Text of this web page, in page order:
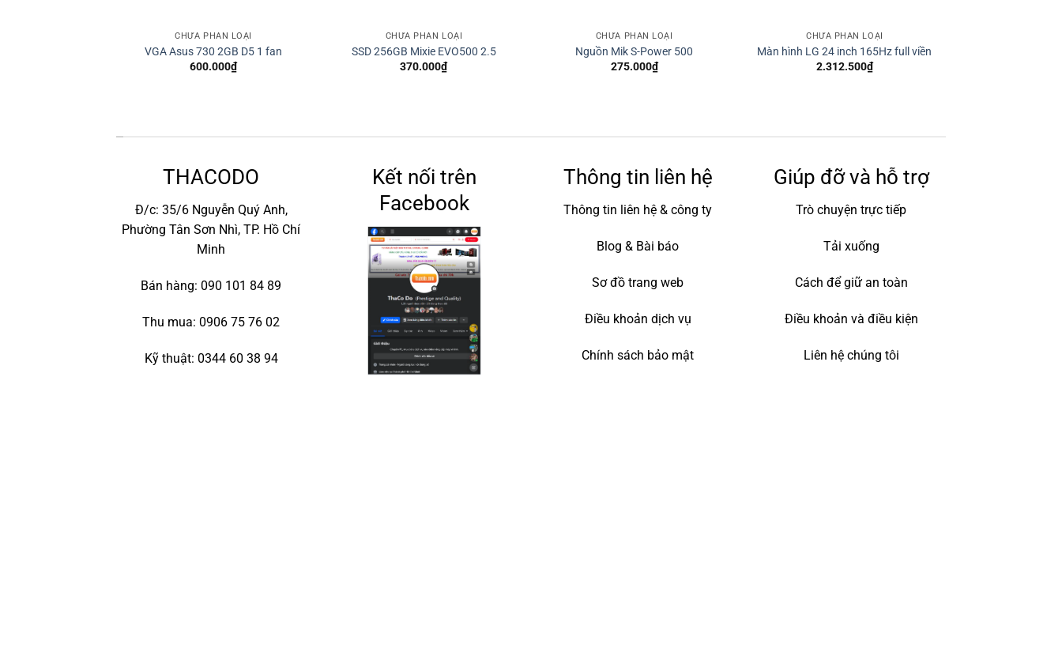
CHƯA PHÂN LOẠI
VGA Asus 730 2GB D5 1 fan
600.000₫
CHƯA PHÂN LOẠI
SSD 256GB Mixie EVO500 2.5
370.000₫
CHƯA PHÂN LOẠI
Nguồn Mik S-Power 500
275.000₫
CHƯA PHÂN LOẠI
Màn hình LG 24 inch 165Hz full viền
2.312.500₫
THACODO
Đ/c: 35/6 Nguyễn Quý Anh,
Phường Tân Sơn Nhì, TP. Hồ Chí
Minh
Bán hàng: 090 101 84 89
Thu mua: 0906 75 76 02
Kỹ thuật: 0344 60 38 94
Kết nối trên
Facebook
Thông tin liên hệ
Thông tin liên hệ & công ty
Blog & Bài báo
Sơ đồ trang web
Điều khoản dịch vụ
Chính sách bảo mật
Giúp đỡ và hỗ trợ
Trò chuyện trực tiếp
Tải xuống
Cách để giữ an toàn
Điều khoản và điều kiện
Liên hệ chúng tôi